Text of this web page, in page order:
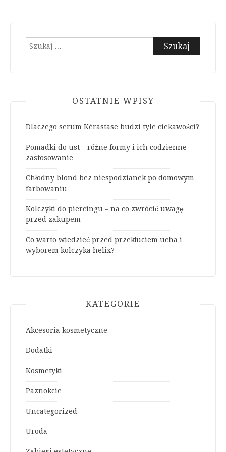
Szukaj:
OSTATNIE WPISY
Dlaczego serum Kérastase budzi tyle ciekawości?
Pomadki do ust – różne formy i ich codzienne
zastosowanie
Chłodny blond bez niespodzianek po domowym
farbowaniu
Kolczyki do piercingu – na co zwrócić uwagę
przed zakupem
Co warto wiedzieć przed przekłuciem ucha i
wyborem kolczyka helix?
KATEGORIE
Akcesoria kosmetyczne
Dodatki
Kosmetyki
Paznokcie
Uncategorized
Uroda